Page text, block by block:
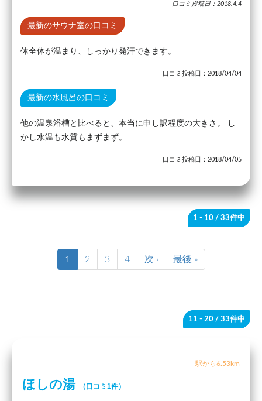
口コミ投稿日：2018.4.4
最新のサウナ室の口コミ
体全体が温まり、しっかり発汗できます。
口コミ投稿日：2018/04/04
最新の水風呂の口コミ
他の温泉浴槽と比べると、本当に申し訳程度の大きさ。 し
かし水温も水質もまずまず。
口コミ投稿日：2018/04/05
1 - 10 / 33件中
1 2 3 4 次 › 最後 »
11 - 20 / 33件中
駅から6.53km
ほしの湯 （口コミ1件）